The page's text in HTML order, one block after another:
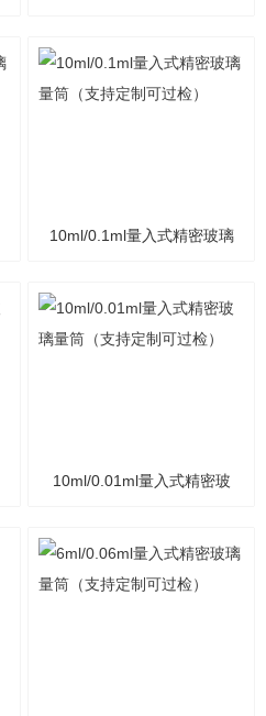
10ml/0.1ml量入式精密玻璃
10ml/0.01ml量入式精密玻